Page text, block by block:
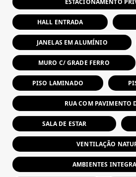
HALL ENTRADA
JANELAS EM ALUMÍNIO
MURO C/ GRADE FERRO
PISO LAMINADO
RUA COM PAVIMENTO
SALA DE ESTAR
VENTILAÇÃO
AMBIENTES